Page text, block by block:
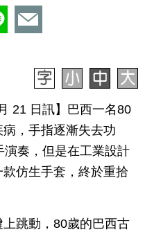
21 日訊】巴西一名80
，手指逐漸失去功
奏，但是在工業設計
仿生手套，終於重拾
跳動，80歲的巴西古